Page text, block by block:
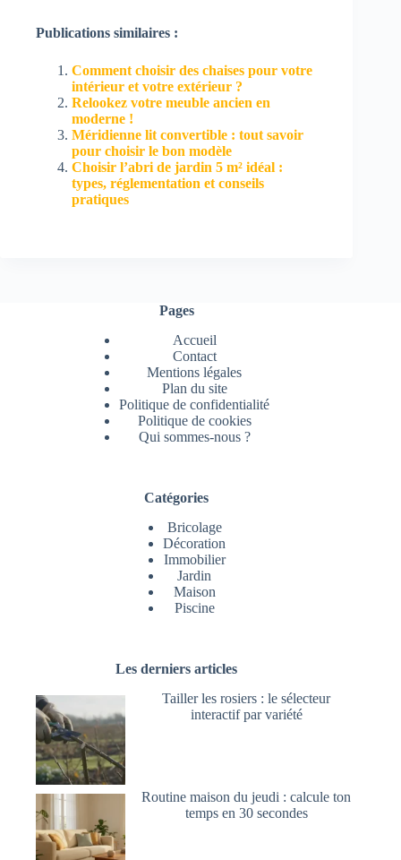
Publications similaires :
Comment choisir des chaises pour votre
intérieur et votre extérieur ?
Relookez votre meuble ancien en
moderne !
Méridienne lit convertible : tout savoir
pour choisir le bon modèle
Choisir l’abri de jardin 5 m² idéal :
types, réglementation et conseils
pratiques
Pages
Accueil
Contact
Mentions légales
Plan du site
Politique de confidentialité
Politique de cookies
Qui sommes-nous ?
Catégories
Bricolage
Décoration
Immobilier
Jardin
Maison
Piscine
Les derniers articles
Tailler les rosiers : le sélecteur
interactif par variété
Routine maison du jeudi : calcule ton
temps en 30 secondes